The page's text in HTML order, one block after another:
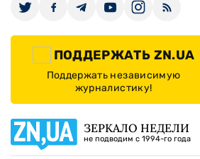
ПОДДЕРЖАТЬ ZN.UA
Поддержать независимую
журналистику!
ЗЕРКАЛО НЕДЕЛИ
не подводим с 1994-го года